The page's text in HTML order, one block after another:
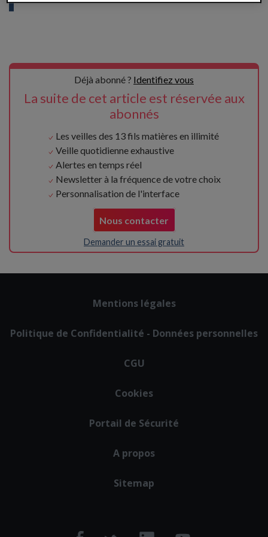
Déjà abonné ? Identifiez vous
La suite de cet article est réservée aux
abonnés
Les veilles des 13 fils matières en illimité
Veille quotidienne exhaustive
Alertes en temps réel
Newsletter à la fréquence de votre choix
Personnalisation de l'interface
Nous contacter
Demander un essai gratuit
Mentions légales
Politique de Confidentialité - Données personnelles
CGU
Cookies
Portail de Sécurité
A propos
Sitemap